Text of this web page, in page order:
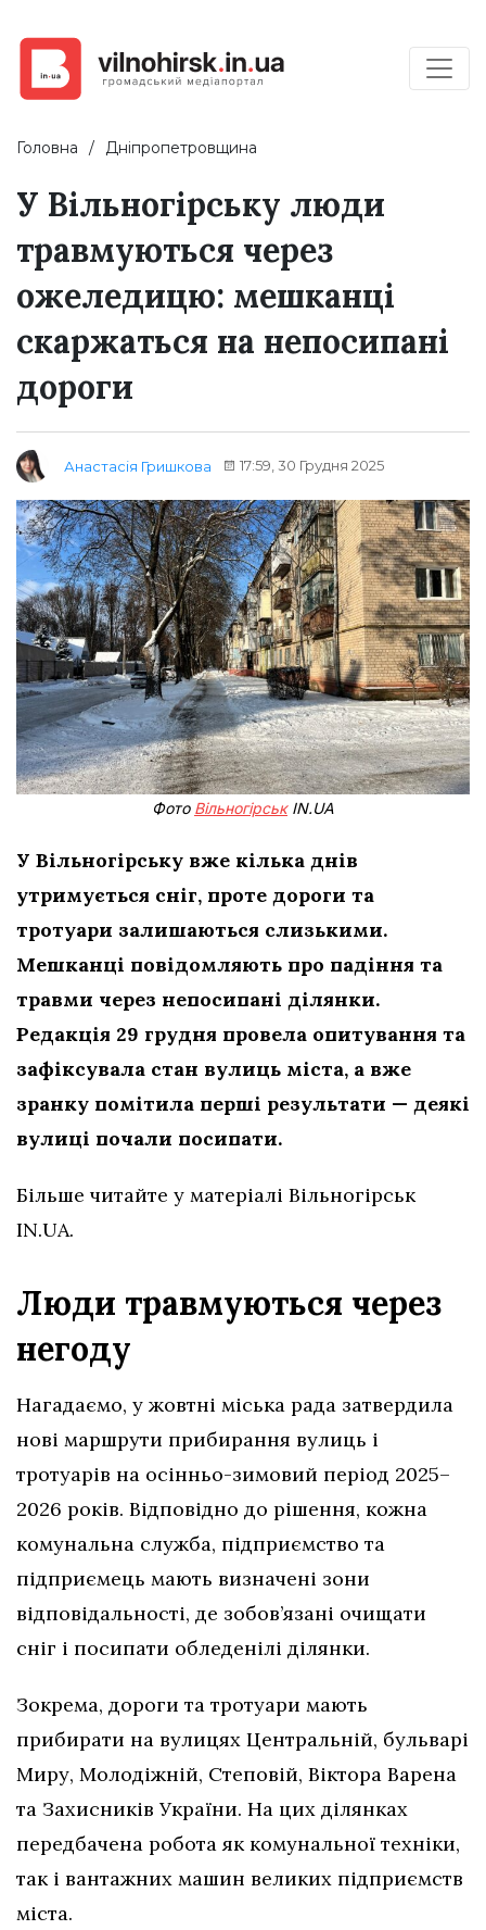
Головна Дніпропетровщина
У Вільногірську люди
травмуються через
ожеледицю: мешканці
скаржаться на непосипані
дороги
Анастасія Гришкова 17:59, 30 Грудня 2025
Фото ВільногірськIN.UA
У Вільногірську вже кілька днів
утримується сніг, проте дороги та
тротуари залишаються слизькими.
Мешканці повідомляють про падіння та
травми через непосипані ділянки.
Редакція 29 грудня провела опитування та
зафіксувала стан вулиць міста, а вже
зранку помітила перші результати — деякі
вулиці почали посипати.
Більше читайте у матеріалі Вільногірськ
IN.UA.
Люди травмуються через
негоду
Нагадаємо, у жовтні міська рада затвердила
нові маршрути прибирання вулиць і
тротуарів на осінньо-зимовий період 2025–
2026 років. Відповідно до рішення, кожна
комунальна служба, підприємство та
підприємець мають визначені зони
відповідальності, де зобов’язані очищати
сніг і посипати обледенілі ділянки.
Зокрема, дороги та тротуари мають
прибирати на вулицях Центральній, бульварі
Миру, Молодіжній, Степовій, Віктора Варена
та Захисників України. На цих ділянках
передбачена робота як комунальної техніки,
так і вантажних машин великих підприємств
міста.